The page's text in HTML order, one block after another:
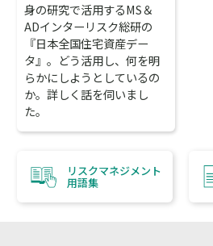
身の研究で活用するMS＆
ADインターリスク総研の
『日本全国住宅資産デー
タ』。どう活用し、何を明
らかにしようとしているの
か。詳しく話を伺いまし
た。
リスクマネジメント
用語集